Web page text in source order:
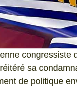
congressiste
sa
de politique